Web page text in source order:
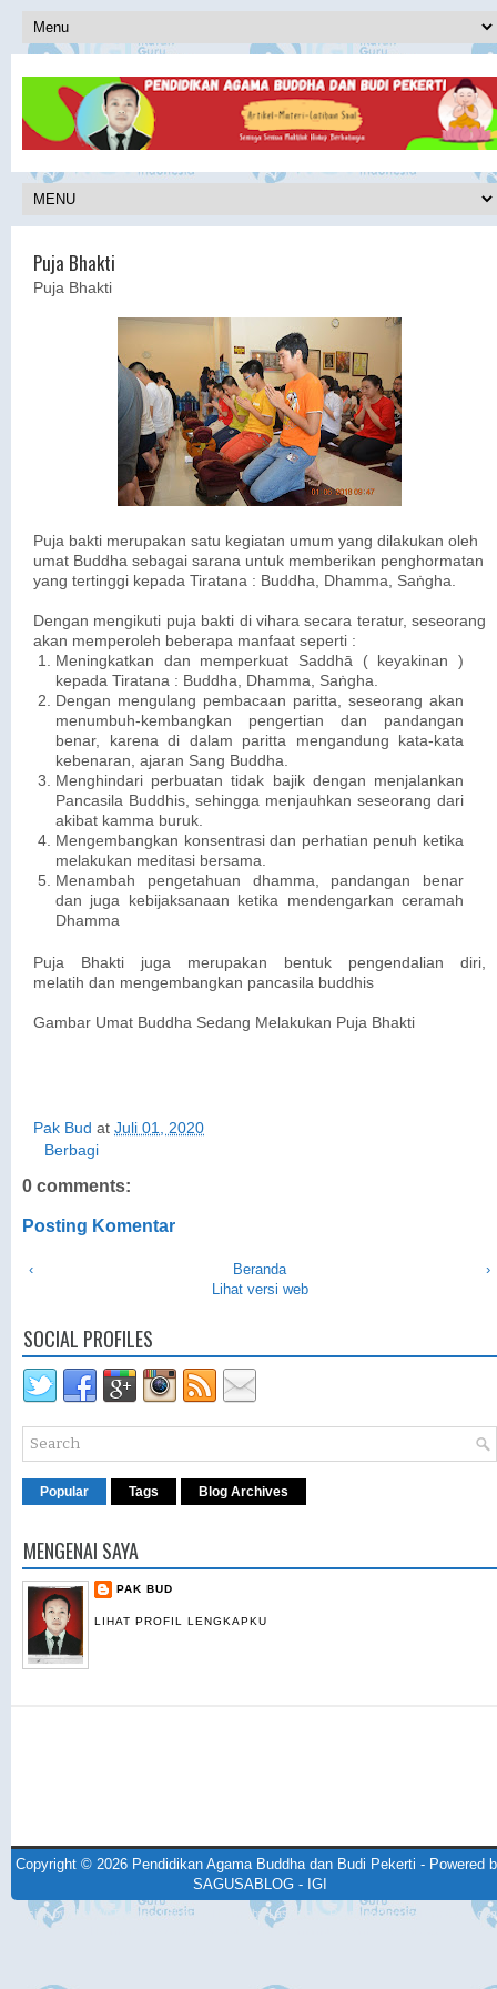
Puja Bhakti
Puja Bhakti
Puja bakti merupakan satu kegiatan umum yang dilakukan oleh
umat Buddha sebagai sarana untuk memberikan penghormatan
yang tertinggi kepada Tiratana : Buddha, Dhamma, Saṅgha.
Dengan mengikuti puja bakti di vihara secara teratur, seseorang
akan memperoleh beberapa manfaat seperti :
Meningkatkan dan memperkuat Saddhā ( keyakinan )
kepada Tiratana : Buddha, Dhamma, Saṅgha.
Dengan mengulang pembacaan paritta, seseorang akan
menumbuh-kembangkan pengertian dan pandangan
benar, karena di dalam paritta mengandung kata-kata
kebenaran, ajaran Sang Buddha.
Menghindari perbuatan tidak bajik dengan menjalankan
Pancasila Buddhis, sehingga menjauhkan seseorang dari
akibat kamma buruk.
Mengembangkan konsentrasi dan perhatian penuh ketika
melakukan meditasi bersama.
Menambah pengetahuan dhamma, pandangan benar
dan juga kebijaksanaan ketika mendengarkan ceramah
Dhamma
Puja Bhakti juga merupakan bentuk pengendalian diri,
melatih dan mengembangkan pancasila buddhis
Gambar Umat Buddha Sedang Melakukan Puja Bhakti
Pak Bud at Juli 01, 2020
Berbagi
0 comments:
Posting Komentar
‹ ›
Beranda
Lihat versi web
SOCIAL PROFILES
Popular Tags Blog Archives
MENGENAI SAYA
PAK BUD
LIHAT PROFIL LENGKAPKU
Copyright © 2026 Pendidikan Agama Buddha dan Budi Pekerti - Powered
SAGUSABLOG- IGI
Design by NewWpThemes| Blogger Theme byLasantha -
Mung Bisnis